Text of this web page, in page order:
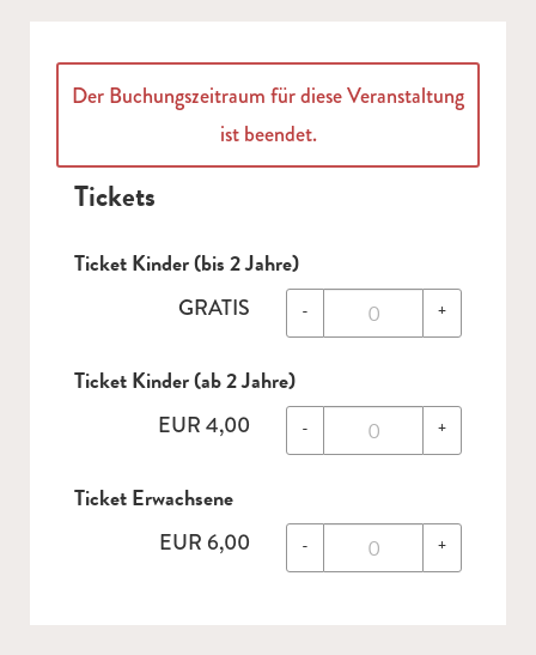
Der Buchungszeitraum für diese Veranstaltung
ist beendet.
Tickets
Ticket Kinder (bis 2 Jahre)
GRATIS - +
Ticket Kinder (ab 2 Jahre)
EUR4,00 - +
Ticket Erwachsene
EUR 6,00 - +